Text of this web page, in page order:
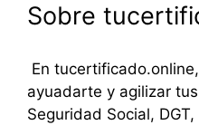
Sobre
En
ayuadarte y agilizar
Seguridad Social, DGT,